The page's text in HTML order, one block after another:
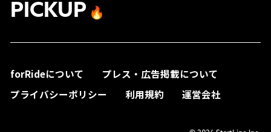
PICKUP 🔥
forRideについて
プレス・広告掲載について
プライバシーポリシー
利用規約 運営会社